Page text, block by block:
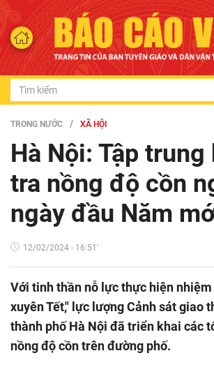
TRONG NƯỚC XÃ HỘI
Hà Nội: Tập trung
tra nồng độ cồn
ngày đầu Năm
12/02/2024 - 16:51'
Với tinh thần nỗ lực thực hiện
xuyên Tết," lực lượng Cảnh sát giao
thành phố Hà Nội đã triển khai các
nồng độ cồn trên đường phố.